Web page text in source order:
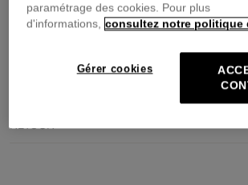
COMPOSITION
RETOUR
paramétrage des cookies. Pour plus
d'informations, consultez notre politique
Gérer cookies